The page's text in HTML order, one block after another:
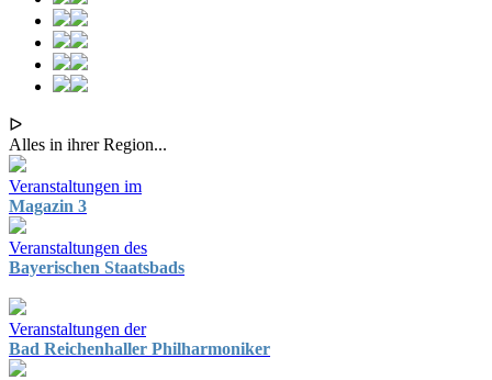
ᐅ
Alles in ihrer Region...
Veranstaltungen im
Magazin 3
Veranstaltungen des
Bayerischen Staatsbads
Veranstaltungen der
Bad Reichenhaller Philharmoniker